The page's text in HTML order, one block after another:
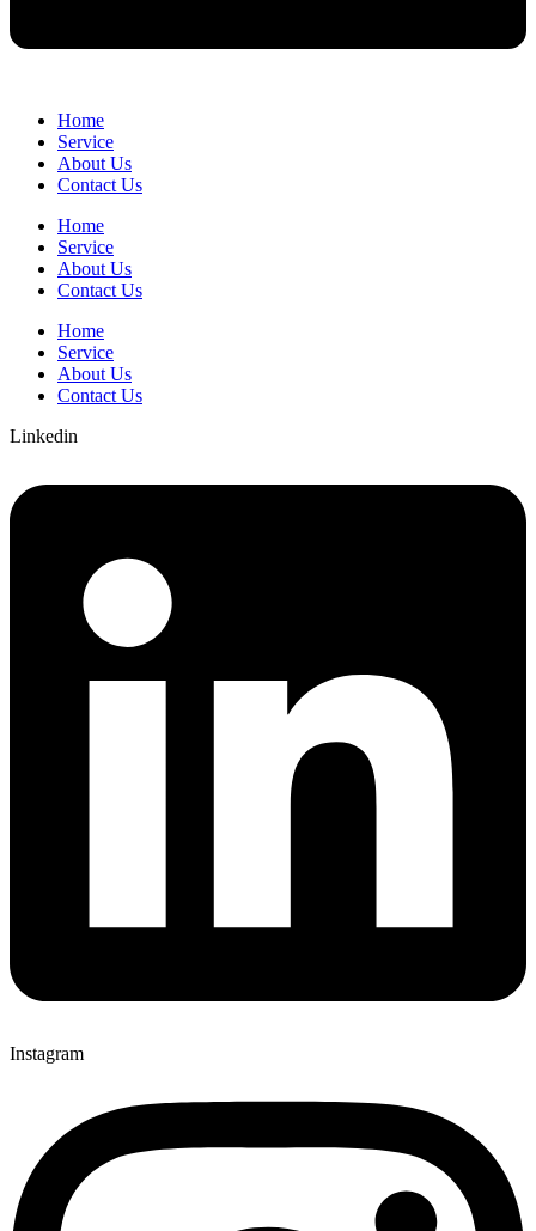
Home
Service
About Us
Contact Us
Home
Service
About Us
Contact Us
Home
Service
About Us
Contact Us
Linkedin
Instagram